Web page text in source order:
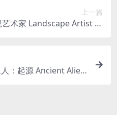
上一篇
术家 Landscape Artist of
：起源 Ancient Alien
远古外星人